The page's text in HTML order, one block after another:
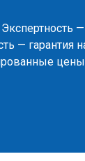
— гарантия